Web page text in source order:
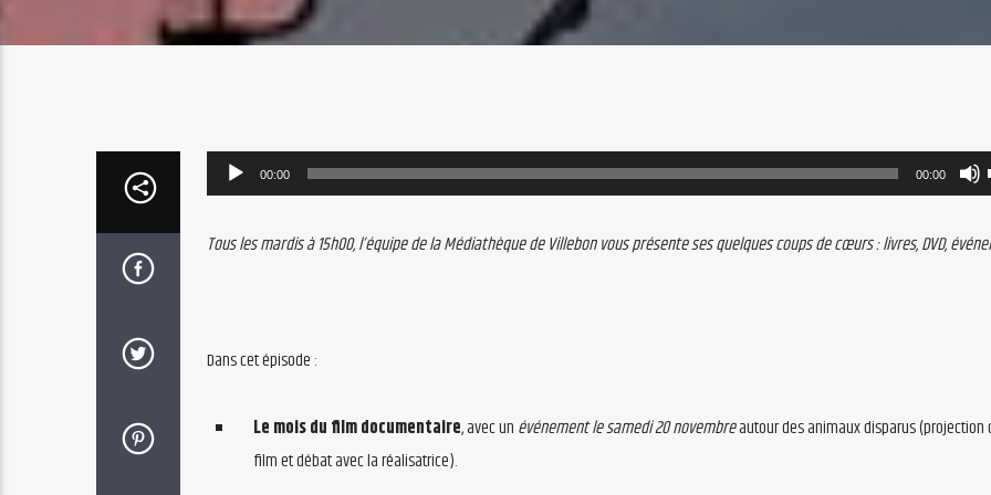
Audio
Player
00:00 00:00
Tous les mardis à 15h00, l’équipe de la Médiathèque de Villebon vous présente ses quelques coups de cœurs : livres, DVD,
Dans cet épisode :
Le mois du film documentaire, avec un événement le samedi 20 novembreautour des animaux disparus (projection
film et débat avec la réalisatrice).